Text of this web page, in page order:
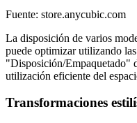
Fuente: store.anycubic.com
La disposición de varios
puede optimizar utilizando
"Disposición/Empaquetado"
utilización eficiente del
Transformaciones